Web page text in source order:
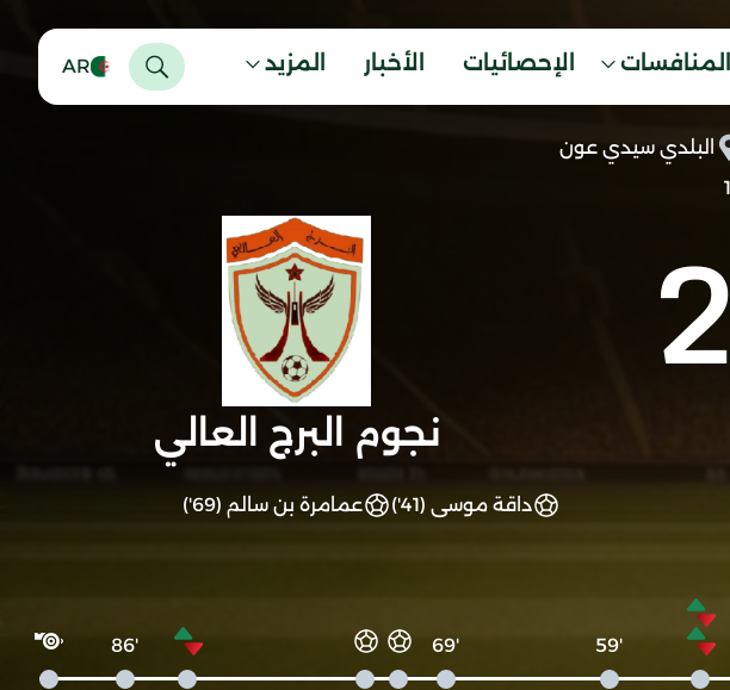
المنافسات الإحصائيات الأخبار المزيد AR
البلدي سيدي عون
2
نجوم البرج العالي
داقة موسى (41') عمامرة بن سالم (69')
'59
'69
'86